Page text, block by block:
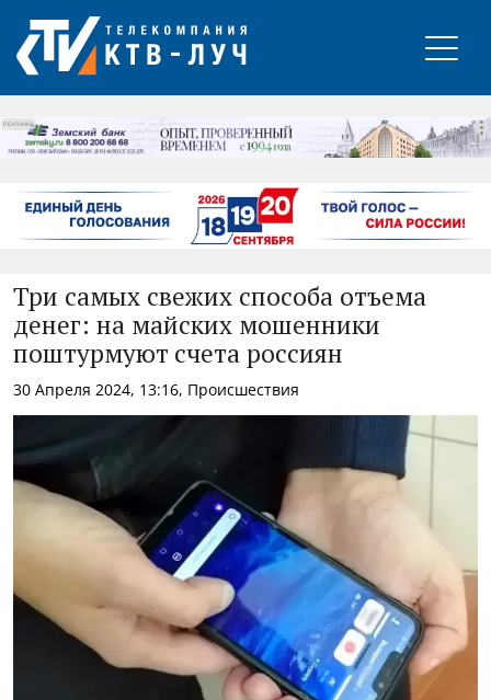
РЕКЛАМА
Три самых свежих способа отъема
денег: на майских мошенники
поштурмуют счета россиян
30 Апреля 2024, 13:16, Происшествия